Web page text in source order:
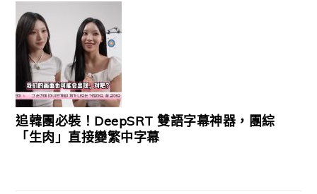
追韓團必裝！DeepSRT 雙語字幕神器，團綜
「生肉」直接變繁中字幕